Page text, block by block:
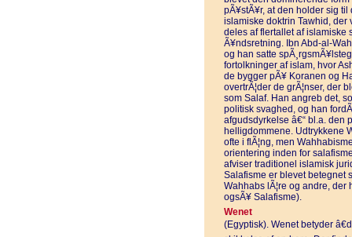
pÃ¥stÃ¥r, at den holder sig
islamiske doktrin Tawhid, der
deles af flertallet af islamiske
Ã¥ndsretning. Ibn Abd-al-
og han satte
fortolkninger af islam, hvor
de bygger pÃ¥ Koranen og
overtrÃ¦der de grÃ¦nser, der
som Salaf. Han angreb det,
politisk svaghed, og han
afgudsdyrkelse â€“ bl.a. den
helligdommene. Udtrykkene
ofte i flÃ¦ng, men
orientering inden for
afviser traditionel islamisk
Salafisme er blevet betegnet
Wahhabs lÃ¦re og andre,
ogsÃ¥ Salafisme).
Wenet
(Egyptisk). Wenet betyder